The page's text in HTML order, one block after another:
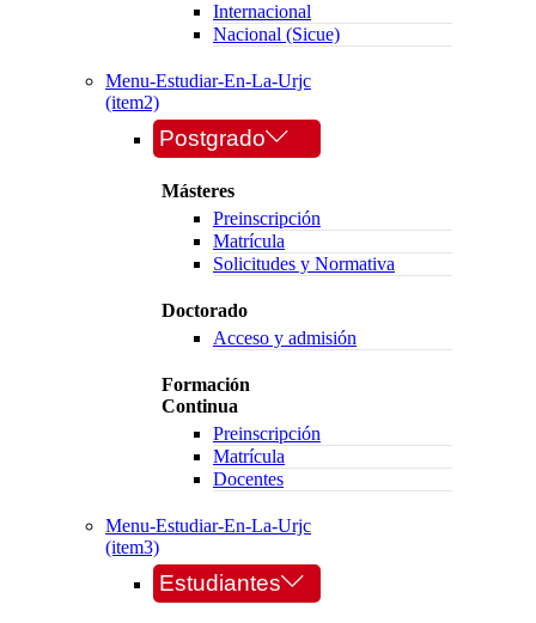
Internacional
Nacional (Sicue)
Menu-Estudiar-En-La-Urjc
(item2)
Postgrado
Másteres
Preinscripción
Matrícula
Solicitudes y Normativa
Doctorado
Acceso y admisión
Formación
Continua
Preinscripción
Matrícula
Docentes
Menu-Estudiar-En-La-Urjc
(item3)
Estudiantes